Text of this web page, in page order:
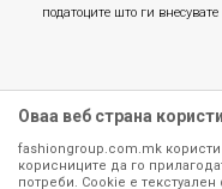
податоците што ги
Оваа веб страна
fashiongroup.com.mk
корисниците да го
потреби. Cookie е